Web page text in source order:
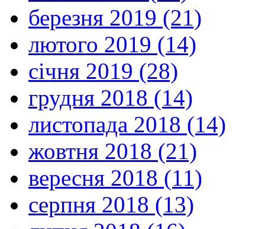
березня 2019 (21)
лютого 2019 (14)
січня 2019 (28)
грудня 2018 (14)
листопада 2018 (14)
жовтня 2018 (21)
вересня 2018 (11)
серпня 2018 (13)